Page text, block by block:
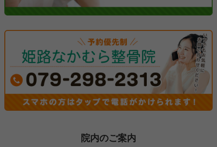
院内のご案内